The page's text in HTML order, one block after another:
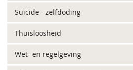
Suïcide - zelfdoding
Thuisloosheid
Wet- en regelgeving